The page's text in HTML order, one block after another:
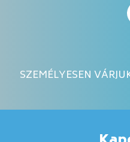
SZEMÉLYESEN